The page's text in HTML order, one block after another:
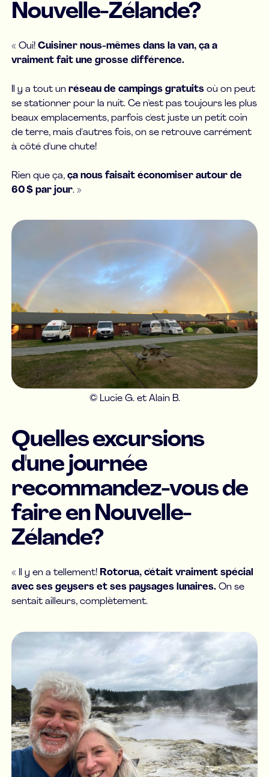
Nouvelle-Zélande?
« Oui!Cuisiner nous-mêmes dans la van, ça a
vraiment fait une grosse différence.
Il y a tout unréseau de campings gratuits où on peut
se stationner pour la nuit. Ce n'est pas toujours les plus
beaux emplacements, parfois c'est juste un petit coin
de terre, mais d'autres fois, on se retrouve carrément
à côté d'une chute!
Rien que ça,ça nous faisait économiser autour de
60 $ par jour. »
© Lucie G. et Alain B.
Quelles excursions
d'une journée
recommandez-vous de
faire en Nouvelle-
Zélande?
« Il y en a tellement! Rotorua, c'était vraiment spécial
avec ses geysers et ses paysages lunaires.On se
sentait ailleurs, complètement.